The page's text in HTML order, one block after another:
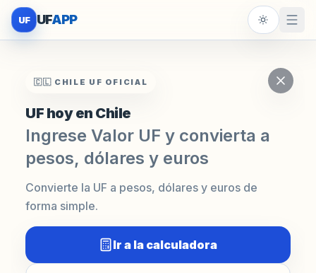
UF UFAPP
🇨🇱 CHILE UF OFICIAL
UF hoy en Chile
Ingrese Valor UF y convierta a
pesos, dólares y euros
Convierte la UF a pesos, dólares y euros de
forma simple.
Ir a la calculadora